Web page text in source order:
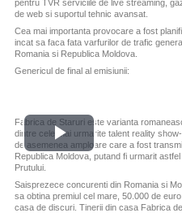
pentru TVR serviciile de live streaming,
de web si suportul tehnic avansat.
Cea mai importanta provocare a fost
incat sa faca fata varfurilor de trafic
Romania si Republica Moldova.
Genericul de final al emisiunii:
Play
Video
Fabrica de Staruri este varianta
dintre cele mai urmarite talent reality
de asemenea amploare care a fost
Republica Moldova, putand fi urmarit
Prutului.
Saisprezece concurenti din Romania si
sa obtina premiul cel mare, 50.000 de
casa de discuri. Tinerii din casa Fabrica